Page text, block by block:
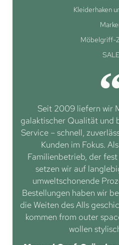
Kleiderhaken
Möbelgriff-
SALE
Seit 2009 liefern wir
galaktischer Qualität und
Service – schnell,
Kunden im Fokus.
Familienbetrieb, der
setzen wir auf
umweltschonende
Bestellungen haben wir
die Weiten des Alls
kommen from outer
wollen